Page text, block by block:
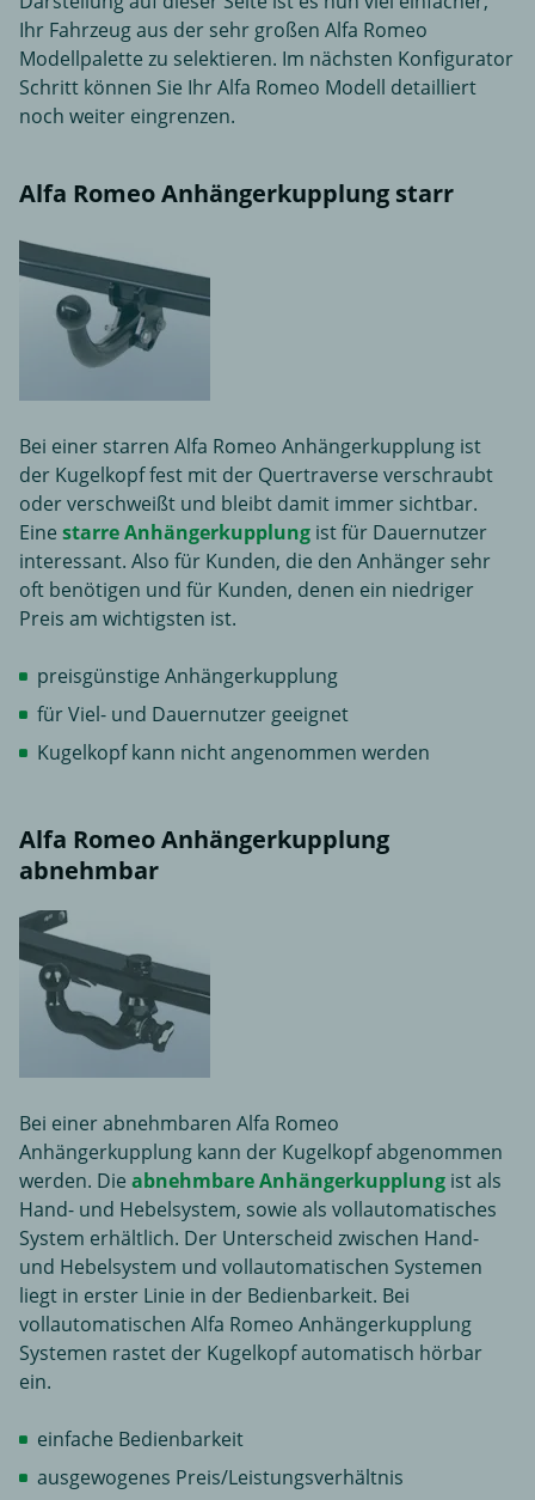
Ihr Fahrzeug aus der sehr großen Alfa Romeo
Modellpalette zu selektieren. Im nächsten Konfigurator
Schritt können Sie Ihr Alfa Romeo Modell detailliert
noch weiter eingrenzen.
Alfa Romeo Anhängerkupplung starr
Bei einer starren Alfa Romeo Anhängerkupplung ist
der Kugelkopf fest mit der Quertraverse verschraubt
oder verschweißt und bleibt damit immer sichtbar.
Eine starre Anhängerkupplung ist für Dauernutzer
interessant. Also für Kunden, die den Anhänger sehr
oft benötigen und für Kunden, denen ein niedriger
Preis am wichtigsten ist.
preisgünstige Anhängerkupplung
für Viel- und Dauernutzer geeignet
Kugelkopf kann nicht angenommen werden
Alfa Romeo Anhängerkupplung
abnehmbar
Bei einer abnehmbaren Alfa Romeo
Anhängerkupplung kann der Kugelkopf abgenommen
werden. Die abnehmbare Anhängerkupplung ist als
Hand- und Hebelsystem, sowie als vollautomatisches
System erhältlich. Der Unterscheid zwischen Hand-
und Hebelsystem und vollautomatischen Systemen
liegt in erster Linie in der Bedienbarkeit. Bei
vollautomatischen Alfa Romeo Anhängerkupplung
Systemen rastet der Kugelkopf automatisch hörbar
ein.
einfache Bedienbarkeit
ausgewogenes Preis/Leistungsverhältnis